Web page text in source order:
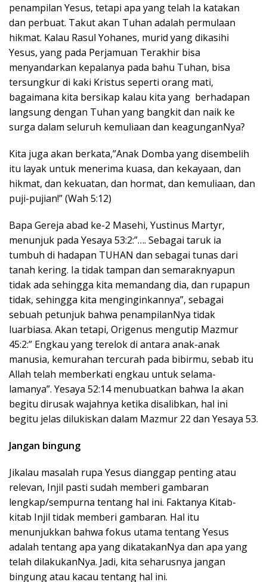
penampilan Yesus, tetapi apa yang telah Ia katakan
dan perbuat. Takut akan Tuhan adalah permulaan
hikmat. Kalau Rasul Yohanes, murid yang dikasihi
Yesus, yang pada Perjamuan Terakhir bisa
menyandarkan kepalanya pada bahu Tuhan, bisa
tersungkur di kaki Kristus seperti orang mati,
bagaimana kita bersikap kalau kita yang berhadapan
langsung dengan Tuhan yang bangkit dan naik ke
surga dalam seluruh kemuliaan dan keagunganNya?
Kita juga akan berkata,”Anak Domba yang disembelih
itu layak untuk menerima kuasa, dan kekayaan, dan
hikmat, dan kekuatan, dan hormat, dan kemuliaan, dan
puji-pujian!” (Wah 5:12)
Bapa Gereja abad ke-2 Masehi, Yustinus Martyr,
menunjuk pada Yesaya 53:2:”…. Sebagai taruk ia
tumbuh di hadapan TUHAN dan sebagai tunas dari
tanah kering. Ia tidak tampan dan semaraknyapun
tidak ada sehingga kita memandang dia, dan rupapun
tidak, sehingga kita menginginkannya”, sebagai
sebuah petunjuk bahwa penampilanNya tidak
luarbiasa. Akan tetapi, Origenus mengutip Mazmur
45:2:” Engkau yang terelok di antara anak-anak
manusia, kemurahan tercurah pada bibirmu, sebab itu
Allah telah memberkati engkau untuk selama-
lamanya”. Yesaya 52:14 menubuatkan bahwa Ia akan
begitu dirusak wajahnya ketika disalibkan, hal ini
begitu jelas dilukiskan dalam Mazmur 22 dan Yesaya 53.
Jangan bingung
Jikalau masalah rupa Yesus dianggap penting atau
relevan, Injil pasti sudah memberi gambaran
lengkap/sempurna tentang hal ini. Faktanya Kitab-
kitab Injil tidak memberi gambaran. Hal itu
menunjukkan bahwa fokus utama tentang Yesus
adalah tentang apa yang dikatakanNya dan apa yang
telah dilakukanNya. Jadi, kita seharusnya jangan
bingung atau kacau tentang hal ini.